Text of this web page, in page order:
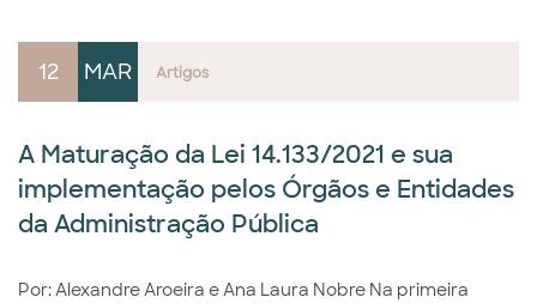
12 MAR Artigos
A Maturação da Lei 14.133/2021 e sua
implementação pelos Órgãos e Entidades
da Administração Pública
Por: Alexandre Aroeira e Ana Laura Nobre Na primeira